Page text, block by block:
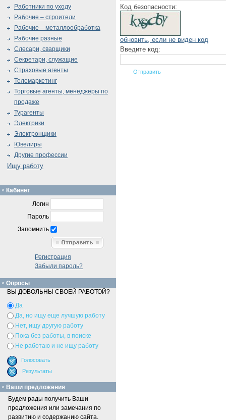
Код безопасности:
обновить, если не виден код
Введите код:
Работники по уходу
Рабочие – строители
Рабочие – металлообработка
Рабочие разные
Слесари, сварщики
Секретари, служащие
Страховые агенты
Телемаркетинг
Торговые агенты, менеджеры по
продаже
Турагенты
Электрики
Электронщики
Ювелиры
Другие профессии
Ищу работу
Кабинет
Логин
Пароль
Запомнить
Регистрация
Забыли пароль?
Опросы
ВЫ ДОВОЛЬНЫ СВОЕЙ РАБОТОЙ?
Да
Да, но ищу еще лучшую работу
Нет, ищу другую работу
Пока без работы, в поиске
Не работаю и не ищу работу
Ваши предложения
Будем рады получить Ваши
предложения или замечания по
развитию и содержанию сайта.